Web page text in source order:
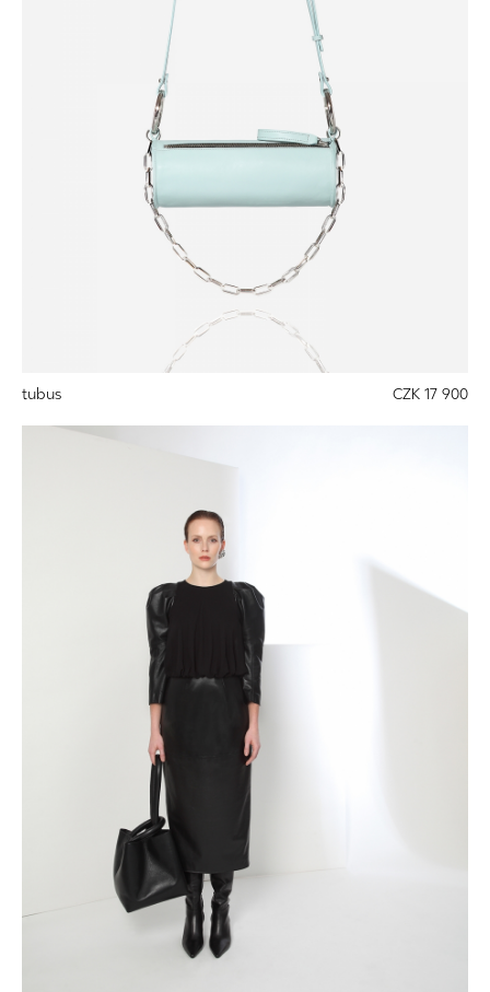
tubus CZK 17 900